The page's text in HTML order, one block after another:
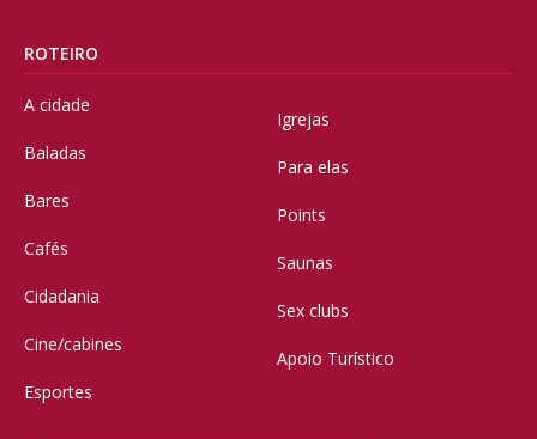
ROTEIRO
A cidade
Baladas
Bares
Cafés
Cidadania
Cine/cabines
Esportes
Igrejas
Para elas
Points
Saunas
Sex clubs
Apoio Turístico